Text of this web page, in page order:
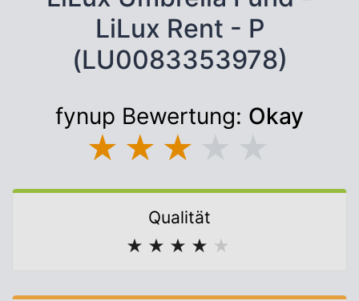
LiLux Rent - P
(LU0083353978)
fynup Bewertung: Okay
★ ★ ★
Qualität
★ ★ ★ ★ ★